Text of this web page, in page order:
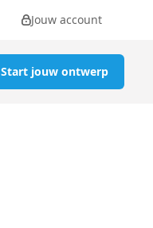
Jouw account
Start jouw ontwerp